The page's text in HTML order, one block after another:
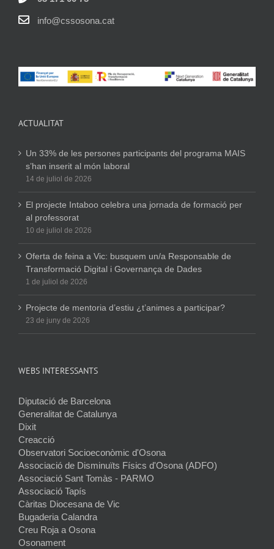
info@cssosona.cat
ACTUALITAT
Un 33% de les persones participants del programa MAIS
s’han inserit al món laboral
14 de juliol de 2026
El projecte Intaboo celebra una jornada de formació per
al professorat
10 de juliol de 2026
Oferta de feina a Vic: busquem un/a Responsable de
Transformació Digital i Governança de Dades
1 de juliol de 2026
Projecte de mentoria d’estiu ¿t’animes a participar?
23 de juny de 2026
WEBS INTERESSANTS
Diputació de Barcelona
Generalitat de Catalunya
Dixit
Creacció
Observatori Socioeconòmic d'Osona
Associació de Disminuïts Físics d'Osona (ADFO)
Associació Sant Tomàs - PARMO
Associació Tapís
Càritas Diocesana de Vic
Bugaderia Calandra
Creu Roja a Osona
Osonament